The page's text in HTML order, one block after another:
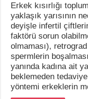
Erkek kısırlığı
yaklaşık yarısının
deyişle infertil
faktörü sorun
olmaması),
spermlerin
yanında kadına ait
beklemeden
yöntemi erkeklerin